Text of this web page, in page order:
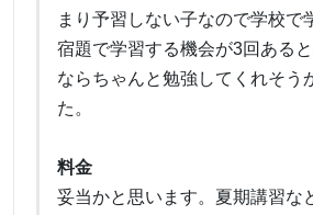
まり予習しない子なので学校で
宿題で学習する機会が3回ある
ならちゃんと勉強してくれそう
た。
料金
妥当かと思います。夏期講習な